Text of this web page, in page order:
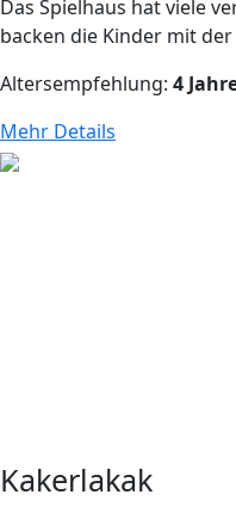
Das Spielhaus hat viele
backen die Kinder mit der
Altersempfehlung: 4
Mehr Details
Kakerlakak